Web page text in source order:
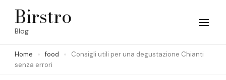
Skip
(Press
Birstro
Blog
Home food
Consigli utili per una degustazione Chianti
senza errori